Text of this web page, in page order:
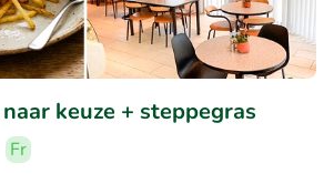
keuze + steppegras
Fr